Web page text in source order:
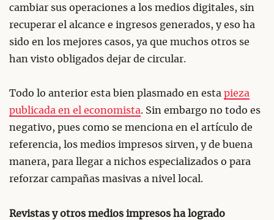
cambiar sus operaciones a los medios digitales, sin
recuperar el alcance e ingresos generados, y eso ha
sido en los mejores casos, ya que muchos otros se
han visto obligados dejar de circular.
Todo lo anterior esta bien plasmado en esta pieza
publicada en el economista. Sin embargo no todo es
negativo, pues como se menciona en el artículo de
referencia, los medios impresos sirven, y de buena
manera, para llegar a nichos especializados o para
reforzar campañas masivas a nivel local.
Revistas y otros medios impresos ha logrado